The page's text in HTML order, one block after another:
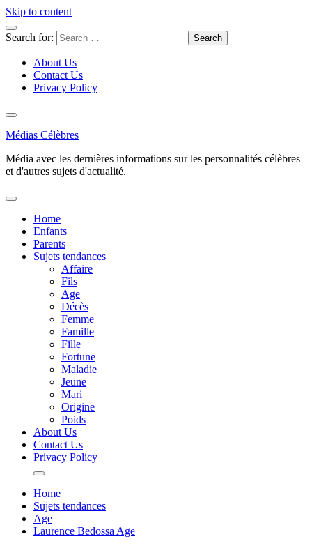
Skip to content
Search for:
About Us
Contact Us
Privacy Policy
Médias Célèbres
Média avec les dernières informations sur les personnalités célèbres
et d'autres sujets d'actualité.
Home
Enfants
Parents
Sujets tendances
Affaire
Fils
Age
Décès
Femme
Famille
Fille
Fortune
Maladie
Jeune
Mari
Origine
Poids
About Us
Contact Us
Privacy Policy
Home
Sujets tendances
Age
Laurence Bedossa Age